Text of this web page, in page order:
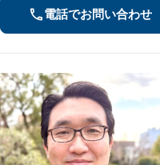
電話でお問い合わせ